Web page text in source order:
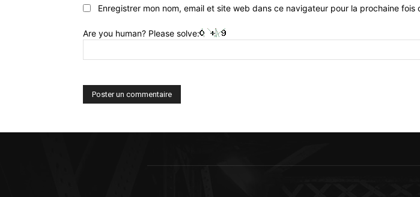
Enregistrer mon nom, email et site web dans ce navigateur pour la prochaine fois
Are you human? Please solve: